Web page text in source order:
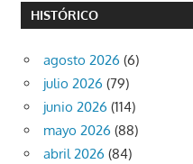
HISTÓRICO
agosto 2026 (6)
julio 2026 (79)
junio 2026 (114)
mayo 2026 (88)
abril 2026 (84)